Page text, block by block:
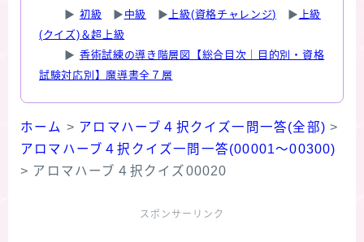
▶ 初級 ▶ 中級 ▶ 上級(資格チャレンジ) ▶ 上級
(クイズ)＆超上級
▶ 香術試練の導き階層図【総合目次｜目的別・資格
試験対応別】魔導書全７層
ホーム > アロマハーブ４択クイズ一問一答(全部) >
アロマハーブ４択クイズ一問一答(00001～00300)
> アロマハーブ４択クイズ00020
スポンサーリンク